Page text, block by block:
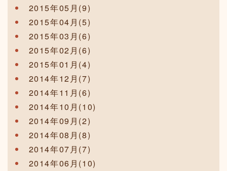
2015年05月(9)
2015年04月(5)
2015年03月(6)
2015年02月(6)
2015年01月(4)
2014年12月(7)
2014年11月(6)
2014年10月(10)
2014年09月(2)
2014年08月(8)
2014年07月(7)
2014年06月(10)